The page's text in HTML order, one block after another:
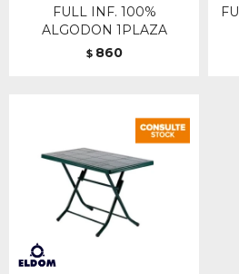
FULL INF. 100%
ALGODON 1PLAZA
$ 860